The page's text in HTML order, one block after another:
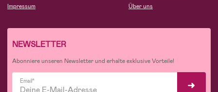
Impressum
Über uns
NEWSLETTER
Abonniere unseren Newsletter und erhalte exklusive Vorteile!
Email*